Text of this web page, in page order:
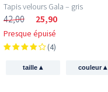
Tapis velours Gala – gris
42,00 25,90
Presque épuisé
(4)
taille▴ couleur▴